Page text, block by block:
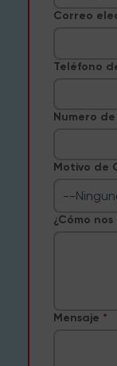
Correo
Teléfono
Numero
Motivo de
--
¿Cómo
Mensaje